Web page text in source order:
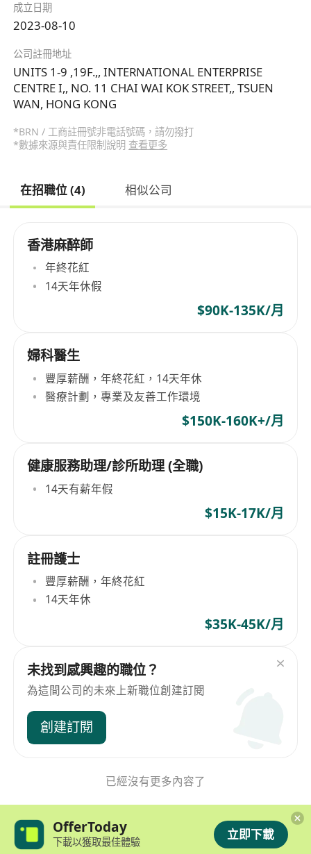
成立日期
2023-08-10
公司註冊地址
UNITS 1-9 ,19F.,, INTERNATIONAL ENTERPRISE
CENTRE I,, NO. 11 CHAI WAI KOK STREET,, TSUEN
WAN, HONG KONG
*BRN / 工商註冊號非電話號碼，請勿撥打
*數據來源與責任限制說明 查看更多
在招職位 (4) 相似公司
香港麻醉師
年終花紅
14天年休假
$90K-135K/月
婦科醫生
豐厚薪酬，年終花紅，14天年休
醫療計劃，專業及友善工作環境
$150K-160K+/月
健康服務助理/診所助理 (全職)
14天有薪年假
$15K-17K/月
註冊護士
豐厚薪酬，年終花紅
14天年休
$35K-45K/月
未找到感興趣的職位？
為這間公司的未來上新職位創建訂閱
創建訂閱
已經沒有更多內容了
OfferToday
下載以獲取最佳體驗 立即下載